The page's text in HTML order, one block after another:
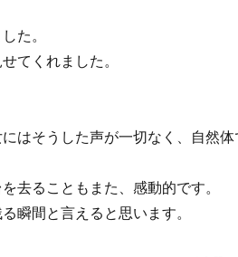
た。
てくれました。
そうした声が一切なく、自然体
去ることもまた、感動的です。
瞬間と言えると思います。